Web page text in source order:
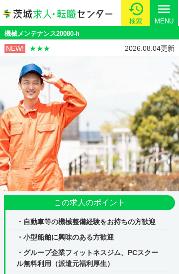
検索
menu
MENU
機械メンテナンス20080-h
NEW! ★★★ 2026.08.04更新
この求人のポイント
・自動車等の機械整備経験をお持ちの方歓迎
・小型船舶に興味のある方歓迎
・グループ企業フィットネスジム、PCスクー
ル無料利用（派遣元福利厚生）